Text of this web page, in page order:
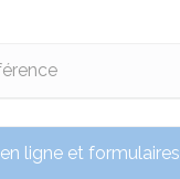
ligne et formulaires